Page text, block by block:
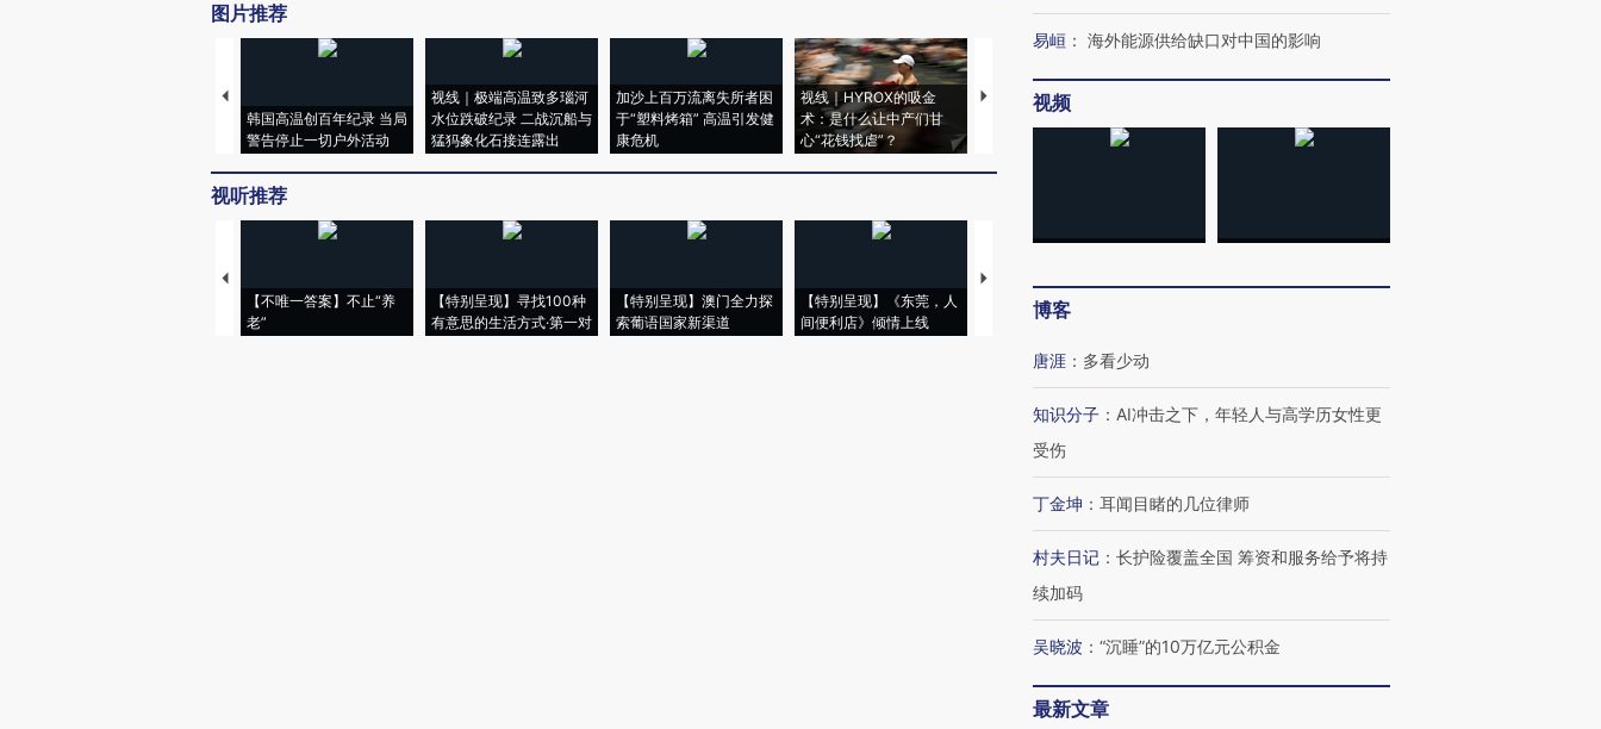
图片推荐
韩国高温创百年纪录 当局
警告停止一切户外活动
视线｜极端高温致多瑙河
水位跌破纪录 二战沉船与
猛犸象化石接连露出
加沙上百万流离失所者困
于“塑料烤箱” 高温引发健
康危机
视线｜HYROX的吸金
术：是什么让中产们甘
心“花钱找虐”？
马航飞行员跨国走私7万
粒摇头丸 尿检体内含3种
视听推荐
【不唯一答案】不止“养
老”
【特别呈现】寻找100种
有意思的生活方式·第一对
【特别呈现】澳门全力探
索葡语国家新渠道
【特别呈现】《东莞，人
间便利店》倾情上线
【推广】走进第四届链博
会，让数智科技“链”接产
易峘 ： 海外能源供给缺口对中国的影响
视频
博客
唐涯 ： 多看少动
知识分子 ： AI冲击之下，年轻人与高学历女性更
受伤
丁金坤 ： 耳闻目睹的几位律师
村夫日记 ： 长护险覆盖全国 筹资和服务给予将持
续加码
吴晓波 ： “沉睡”的10万亿元公积金
最新文章